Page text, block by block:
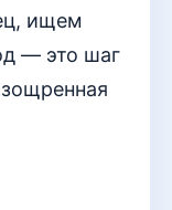
ищем
— это шаг